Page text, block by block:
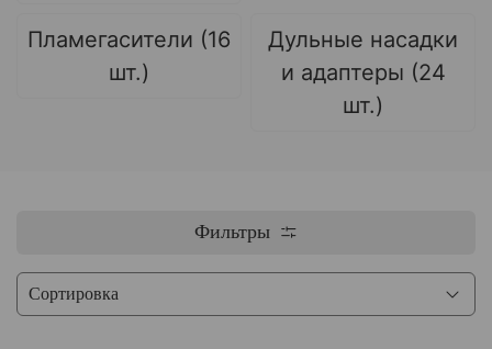
Пламегасители (16
шт.)
Дульные насадки
и адаптеры (24
шт.)
Фильтры